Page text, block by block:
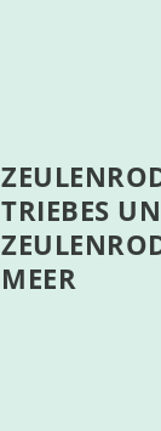
TRIEBES
MEER